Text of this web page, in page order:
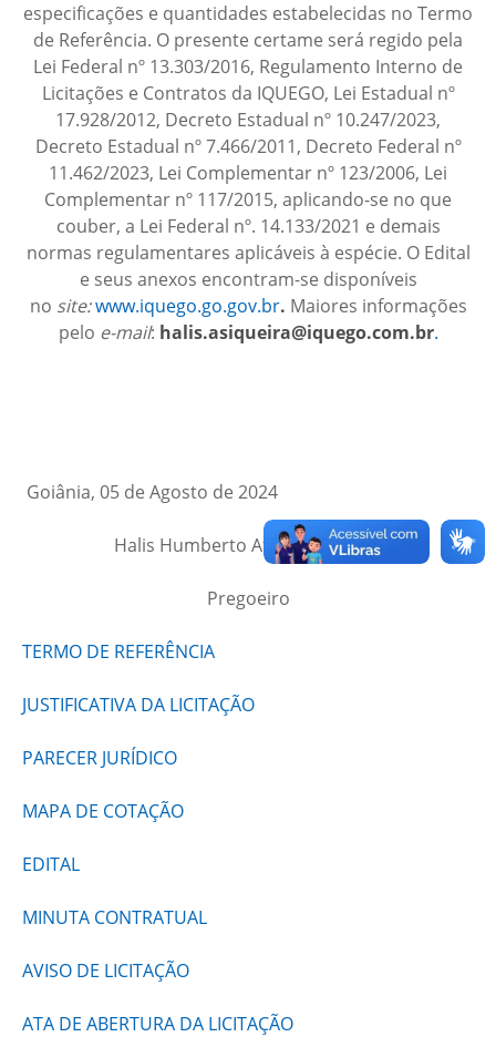
especificações e quantidades estabelecidas no Termo
de Referência. O presente certame será regido pela
Lei Federal nº 13.303/2016, Regulamento Interno de
Licitações e Contratos da IQUEGO, Lei Estadual nº
17.928/2012, Decreto Estadual nº 10.247/2023,
Decreto Estadual nº 7.466/2011, Decreto Federal nº
11.462/2023, Lei Complementar nº 123/2006, Lei
Complementar nº 117/2015, aplicando-se no que
couber, a Lei Federal nº. 14.133/2021 e demais
normas regulamentares aplicáveis à espécie. O Edital
e seus anexos encontram-se disponíveis
no site:www.iquego.go.gov.br. Maiores informações
pelo e-mail: halis.asiqueira@iquego.com.br.
Goiânia, 05 de Agosto de 2024
Halis Humberto Afonso Siqueira
Pregoeiro
TERMO DE REFERÊNCIA
JUSTIFICATIVA DA LICITAÇÃO
PARECER JURÍDICO
MAPA DE COTAÇÃO
EDITAL
MINUTA CONTRATUAL
AVISO DE LICITAÇÃO
ATA DE ABERTURA DA LICITAÇÃO